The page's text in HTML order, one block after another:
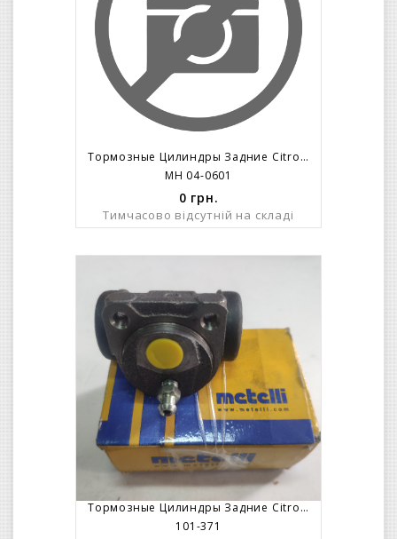
Тормозные Цилиндры Задние Citroen AX Peugeot 206 – ABS
MH 04-0601
0 грн.
Тимчасово відсутній на складі
Тормозные Цилиндры Задние Citroen AX Peugeot 206 – ABS
101-371